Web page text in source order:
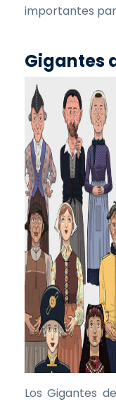
importantes
Gigantes
Los Gigantes